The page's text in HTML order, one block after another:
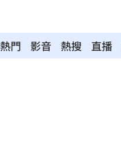
熱門 影音 熱搜 直播